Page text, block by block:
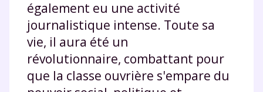
également eu une activité
journalistique intense. Toute sa
vie, il aura été un
révolutionnaire, combattant pour
que la classe ouvrière s'empare du